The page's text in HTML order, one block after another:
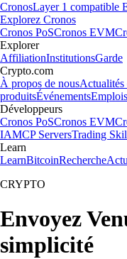
CronosLayer 1 compatible
Explorez Cronos
Cronos PoSCronos EVM
Explorer
AffiliationInstitutionsGarde
Crypto.com
À propos de nousActualités
produitsÉvénementsEmplois
Développeurs
Cronos PoSCronos EVM
IAMCP ServersTrading
Learn
LearnBitcoinRecherche
CRYPTO
Envoyez
simplicité